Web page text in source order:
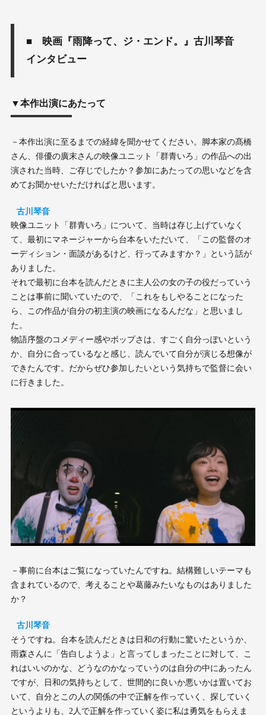
■ 映画『雨降って、ジ・エンド。』古川琴音
インタビュー
▼本作出演にあたって
－本作出演に至るまでの経緯を聞かせてください。脚本家の髙橋
さん、俳優の廣末さんの映像ユニット「群青いろ」の作品への出
演された当時、ご存じでしたか？参加にあたっての思いなどを含
めてお聞かせいただければと思います。
古川琴音
映像ユニット「群青いろ」について、当時は存じ上げていなく
て、最初にマネージャーから台本をいただいて、「この監督のオ
ーディション・面談があるけど、行ってみますか？」という話が
ありました。
それで最初に台本を読んだときに主人公の女の子の役だっていう
ことは事前に聞いていたので、「これをもしやることになった
ら、この作品が自分の初主演の映画になるんだな」と思いまし
た。
物語序盤のコメディー感やポップさは、すごく自分っぽいという
か、自分に合っているなと感じ、読んでいて自分が演じる想像が
できたんです。だからぜひ参加したいという気持ちで監督に会い
に行きました。
－事前に台本はご覧になっていたんですね。結構難しいテーマも
含まれているので、考えることや葛藤みたいなものはありました
か？
古川琴音
そうですね。台本を読んだときは日和の行動に驚いたというか、
雨森さんに「告白しようよ」と言ってしまったことに対して、こ
れはいいのかな、どうなのかなっていうのは自分の中にあったん
ですが、日和の気持ちとして、世間的に良いか悪いかは置いてお
いて、自分とこの人の関係の中で正解を作っていく、探していく
というよりも、2人で正解を作っていく姿に私は勇気をもらえま